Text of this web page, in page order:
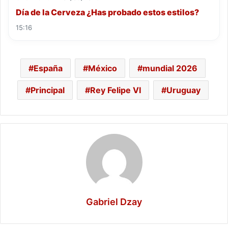
Día de la Cerveza ¿Has probado estos estilos?
15:16
España México mundial 2026
Principal Rey Felipe VI Uruguay
Gabriel Dzay